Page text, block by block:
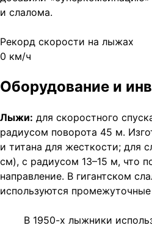
и слалома.
Рекорд скорости на лыжах
0 км/ч
Оборудование и
Лыжи: для скоростного
радиусом поворота 45 м.
и титана для жесткости; для
см), с радиусом 13–15 м, что
направление. В гигантском
используются
В 1950-х лыжники